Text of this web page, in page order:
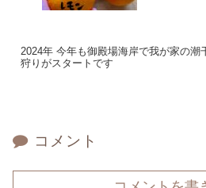
2024年 今年も御殿場海岸で我が家の潮
狩りがスタートです
コメント